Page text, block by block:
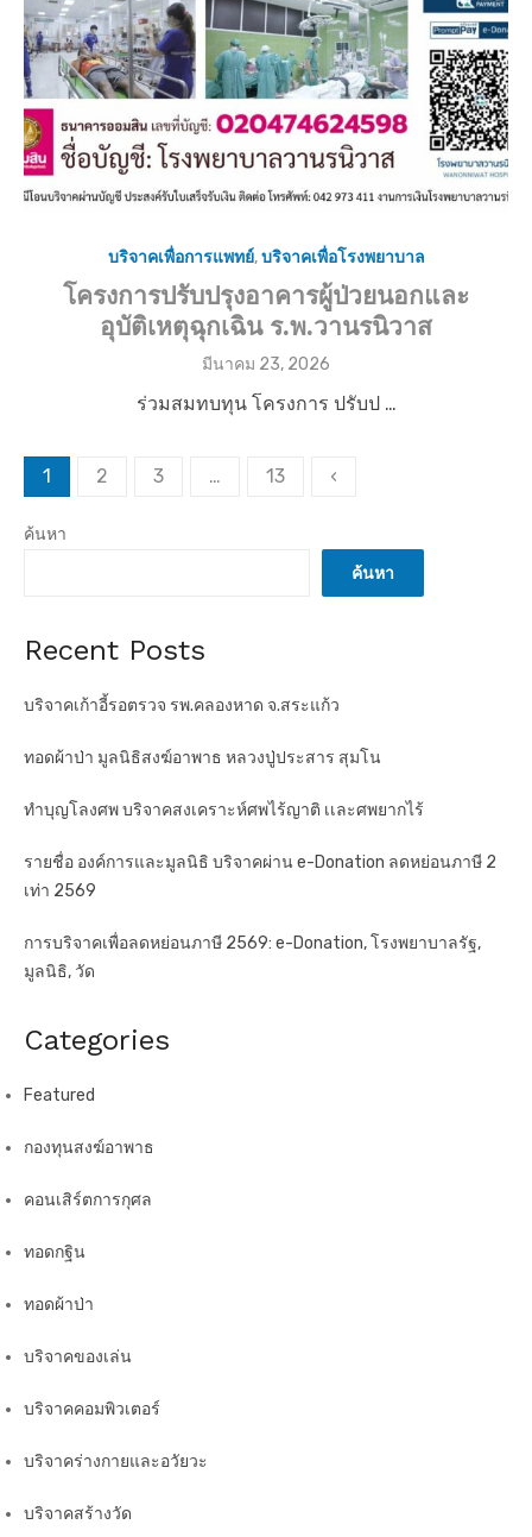
บริจาคเพื่อการแพทย์,บริจาคเพื่อโรงพยาบาล
โครงการปรับปรุงอาคารผู้ป่วยนอกและ
อุบัติเหตุฉุกเฉิน ร.พ.วานรนิวาส
P
s
มีนาคม 23, 2026
ร่วมสมทบทุน โครงการ ปรับป …
s
p
i
n
t
i
o
n
1 2 3 … 13 ‹
ค้นหา
ค้นหา
Recent Posts
บริจาคเก้าอี้รอตรวจ รพ.คลองหาด จ.สระแก้ว
ทอดผ้าป่า มูลนิธิสงฆ์อาพาธ หลวงปู่ประสาร สุมโน
ทำบุญโลงศพ บริจาคสงเคราะห์ศพไร้ญาติ เเละศพยากไร้
รายชื่อ องค์การและมูลนิธิ บริจาคผ่าน e-Donation ลดหย่อนภาษี 2
เท่า 2569
การบริจาคเพื่อลดหย่อนภาษี 2569: e-Donation, โรงพยาบาลรัฐ,
มูลนิธิ, วัด
Categories
Featured
กองทุนสงฆ์อาพาธ
คอนเสิร์ตการกุศล
ทอดกฐิน
ทอดผ้าป่า
บริจาคของเล่น
บริจาคคอมพิวเตอร์
บริจาคร่างกายและอวัยวะ
บริจาคสร้างวัด